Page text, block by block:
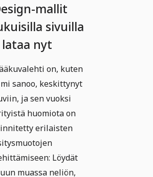
mallit
sivuilla
lataa nyt
on, kuten
sanoo, keskittynyt
ja sen vuoksi
huomiota on
erilaisten
Löydät
muassa neliön,